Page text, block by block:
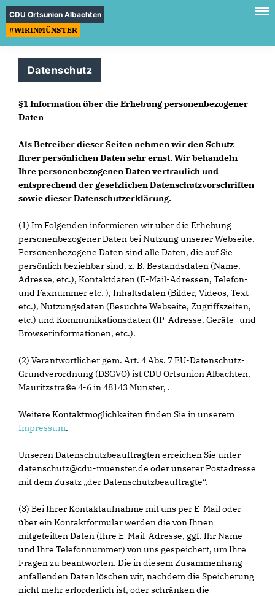
CDU Ortsunion Albachten
#WIRINMÜNSTER
Datenschutz
§1 Information über die Erhebung personenbezogener
Daten
Als Betreiber dieser Seiten nehmen wir den Schutz
Ihrer persönlichen Daten sehr ernst. Wir behandeln
Ihre personenbezogenen Daten vertraulich und
entsprechend der gesetzlichen Datenschutzvorschriften
sowie dieser Datenschutzerklärung.
(1) Im Folgenden informieren wir über die Erhebung
personenbezogener Daten bei Nutzung unserer Webseite.
Personenbezogene Daten sind alle Daten, die auf Sie
persönlich beziehbar sind, z. B. Bestandsdaten (Name,
Adresse, etc.), Kontaktdaten (E-Mail-Adressen, Telefon-
und Faxnummer etc. ), Inhaltsdaten (Bilder, Videos, Text
etc.), Nutzungsdaten (Besuchte Webseite, Zugriffszeiten,
etc.) und Kommunikationsdaten (IP-Adresse, Geräte- und
Browserinformationen, etc.).
(2) Verantwortlicher gem. Art. 4 Abs. 7 EU-Datenschutz-
Grundverordnung (DSGVO) ist CDU Ortsunion Albachten,
Mauritzstraße 4-6 in 48143 Münster, .
Weitere Kontaktmöglichkeiten finden Sie in unserem
Impressum.
Unseren Datenschutzbeauftragten erreichen Sie unter
datenschutz@cdu-muenster.de oder unserer Postadresse
mit dem Zusatz „der Datenschutzbeauftragte“.
(3) Bei Ihrer Kontaktaufnahme mit uns per E-Mail oder
über ein Kontaktformular werden die von Ihnen
mitgeteilten Daten (Ihre E-Mail-Adresse, ggf. Ihr Name
und Ihre Telefonnummer) von uns gespeichert, um Ihre
Fragen zu beantworten. Die in diesem Zusammenhang
anfallenden Daten löschen wir, nachdem die Speicherung
nicht mehr erforderlich ist, oder schränken die